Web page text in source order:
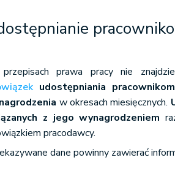
prawa pracy nie
udostępniania
wokresach miesięcznych.
z jego wynagrodzeniem
pracodawcy.
dane powinny zawierać